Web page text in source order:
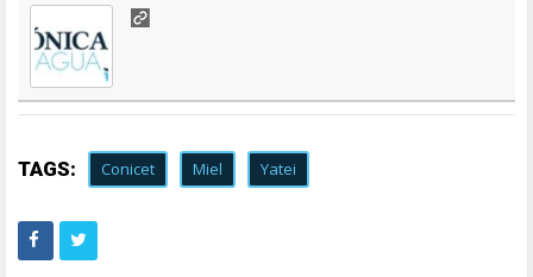
TAGS: Conicet Miel Yatei